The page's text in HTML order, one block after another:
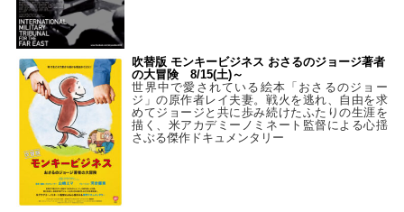
吹替版 モンキービジネス おさるのジョージ著者
の大冒険 8/15(土)～
世界中で愛されている絵本「おさるのジョー
ジ」の原作者レイ夫妻。戦火を逃れ、自由を求
めてジョージと共に歩み続けたふたりの生涯を
描く、米アカデミーノミネート監督による心揺
さぶる傑作ドキュメンタリー